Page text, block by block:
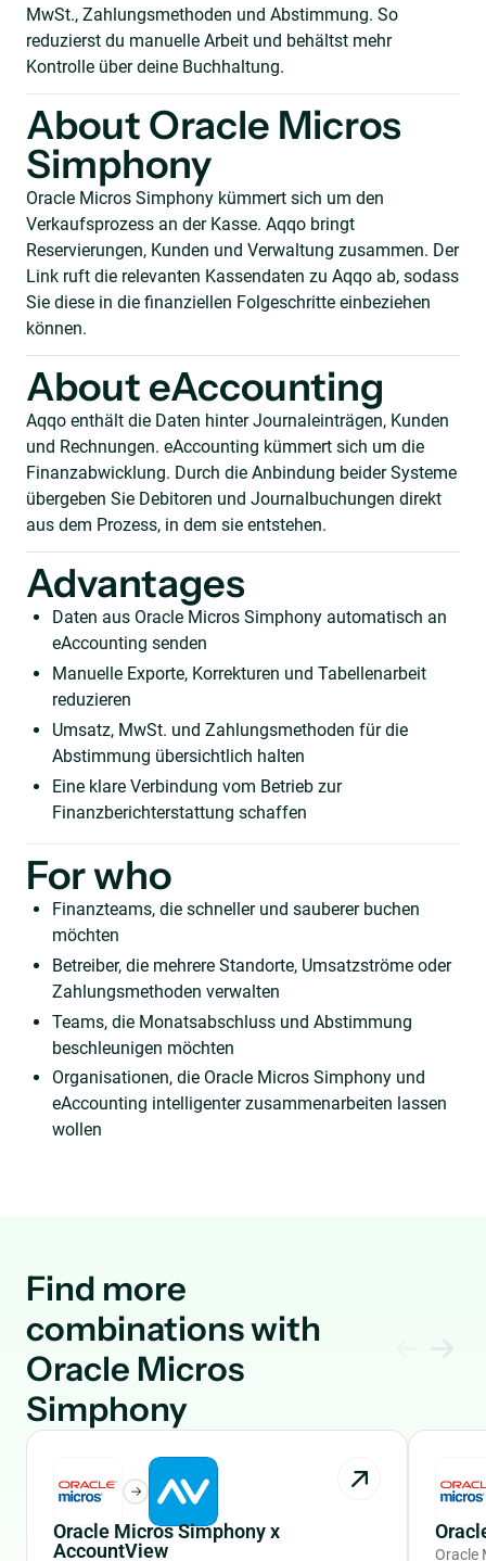
MwSt., Zahlungsmethoden und Abstimmung. So
reduzierst du manuelle Arbeit und behältst mehr
Kontrolle über deine Buchhaltung.
About Oracle Micros
Simphony
Oracle Micros Simphony kümmert sich um den
Verkaufsprozess an der Kasse. Aqqo bringt
Reservierungen, Kunden und Verwaltung zusammen. Der
Link ruft die relevanten Kassendaten zu Aqqo ab, sodass
Sie diese in die finanziellen Folgeschritte einbeziehen
können.
About eAccounting
Aqqo enthält die Daten hinter Journaleinträgen, Kunden
und Rechnungen. eAccounting kümmert sich um die
Finanzabwicklung. Durch die Anbindung beider Systeme
übergeben Sie Debitoren und Journalbuchungen direkt
aus dem Prozess, in dem sie entstehen.
Advantages
Daten aus Oracle Micros Simphony automatisch an
eAccounting senden
Manuelle Exporte, Korrekturen und Tabellenarbeit
reduzieren
Umsatz, MwSt. und Zahlungsmethoden für die
Abstimmung übersichtlich halten
Eine klare Verbindung vom Betrieb zur
Finanzberichterstattung schaffen
For who
Finanzteams, die schneller und sauberer buchen
möchten
Betreiber, die mehrere Standorte, Umsatzströme oder
Zahlungsmethoden verwalten
Teams, die Monatsabschluss und Abstimmung
beschleunigen möchten
Organisationen, die Oracle Micros Simphony und
eAccounting intelligenter zusammenarbeiten lassen
wollen
Find more
combinations with
Oracle Micros
Simphony
Oracle Micros Simphony x
AccountView
Oracle